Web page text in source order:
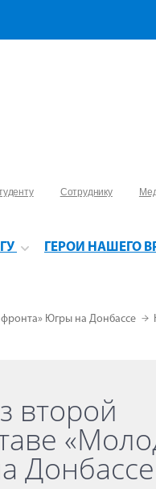
Сотруднику
ГЕРОИ НАШЕГО
Югры на Донбассе
второй
Донбассе